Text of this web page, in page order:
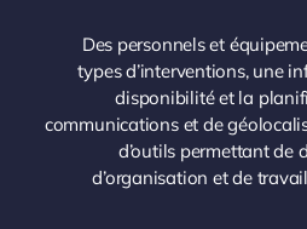
Des personnels et
types d’interventions, une
disponibilité et la
communications et de
d’outils permettant de
d’organisation et de